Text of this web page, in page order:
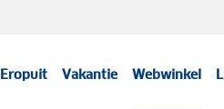
Eropuit Vakantie Webwinkel